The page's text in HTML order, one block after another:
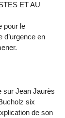
ET AU
pour le
d’urgence en
sur Jean Jaurès
six
de son